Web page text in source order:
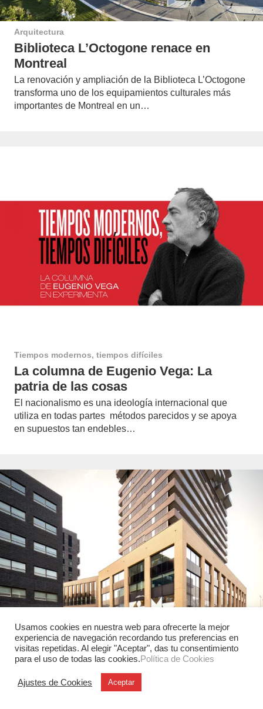
Arquitectura
Biblioteca L’Octogone renace en
Montreal
La renovación y ampliación de la Biblioteca L’Octogone
transforma uno de los equipamientos culturales más
importantes de Montreal en un…
Tiempos modernos, tiempos difíciles
La columna de Eugenio Vega: La
patria de las cosas
El nacionalismo es una ideología internacional que
utiliza en todas partes métodos parecidos y se apoya
en supuestos tan endebles…
Arquitectura
KiMu Ámsterdam y la creatividad
Usamos cookies en nuestra web para ofrecerte la mejor
experiencia de navegación recordando tus preferencias en
visitas repetidas. Al elegir "Aceptar", das tu consentimiento
para el uso de todas las cookies.Política de Cookies
Ajustes de Cookies Aceptar